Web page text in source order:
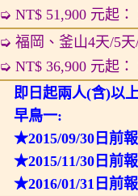
➭ NT$ 51,900 元起：
➭ 福岡、釜山4天/5天
➭ NT$ 36,900 元起
即日起兩人(含)以
早鳥一:
★2015/09/30日前
★2015/11/30日前
★2016/01/31日前